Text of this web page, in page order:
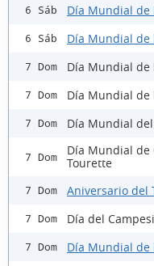
6 Sáb Día Mundial de
6 Sáb Día Mundial de
7 Dom Día Mundial de
7 Dom Día Mundial de
7 Dom Día Mundial
7 Dom
Día Mundial de
Tourette
7 Dom Aniversario del
7 Dom Día del
7 Dom Día Mundial de